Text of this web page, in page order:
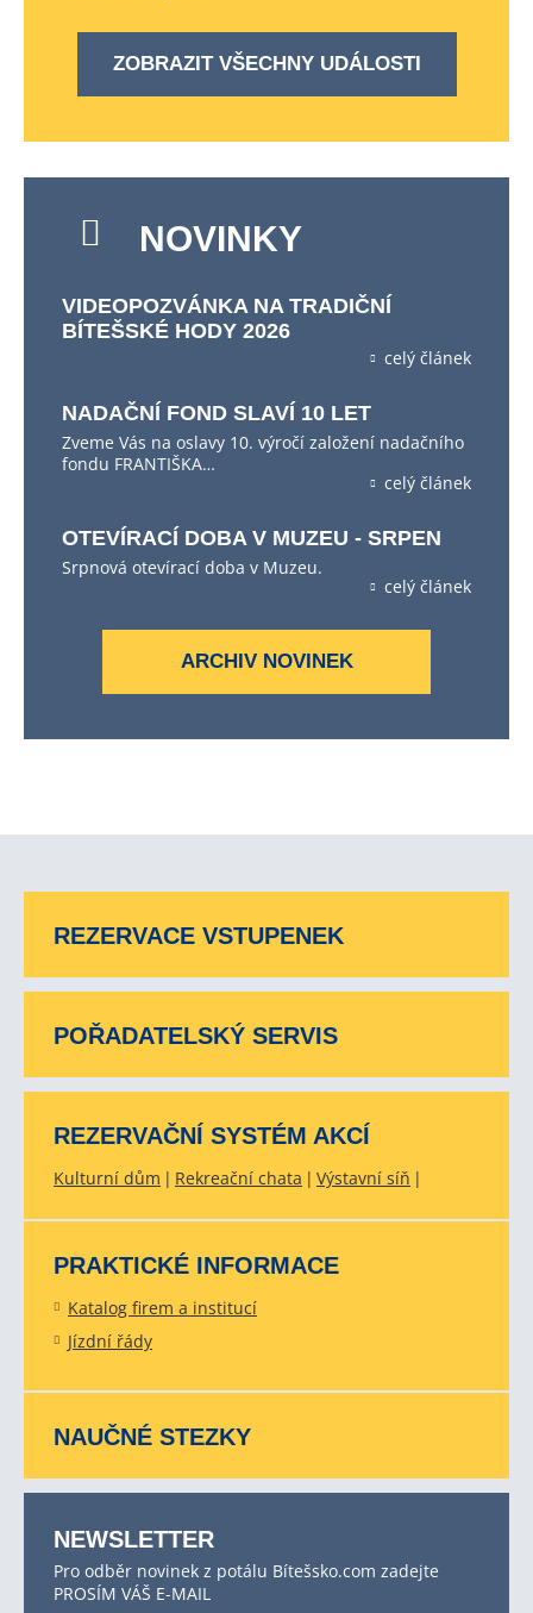
ZOBRAZIT VŠECHNY UDÁLOSTI
NOVINKY
VIDEOPOZVÁNKA NA TRADIČNÍ
BÍTEŠSKÉ HODY 2026
celý článek
NADAČNÍ FOND SLAVÍ 10 LET
Zveme Vás na oslavy 10. výročí založení nadačního
fondu FRANTIŠKA…
celý článek
OTEVÍRACÍ DOBA V MUZEU - SRPEN
Srpnová otevírací doba v Muzeu.
celý článek
ARCHIV NOVINEK
REZERVACE VSTUPENEK
POŘADATELSKÝ SERVIS
REZERVAČNÍ SYSTÉM AKCÍ
Kulturní dům Rekreační chata Výstavní síň
PRAKTICKÉ INFORMACE
Katalog firem a institucí
Jízdní řády
NAUČNÉ STEZKY
NEWSLETTER
Pro odběr novinek z potálu Bítešsko.com zadejte
PROSÍM VÁŠ E-MAIL